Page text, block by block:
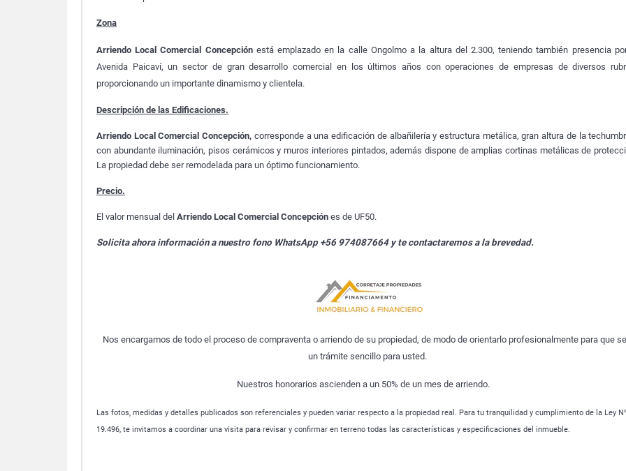
Zona
Arriendo Local Comercial Concepción está emplazado en la calle Ongolmo a la altura del 2.300, teniendo también presencia
Avenida Paicaví, un sector de gran desarrollo comercial en los últimos años con operaciones de empresas de diversos
proporcionando un importante dinamismo y clientela.
Descripción de las Edificaciones.
Arriendo Local Comercial Concepción, corresponde a una edificación de albañilería y estructura metálica, gran altura de la
con abundante iluminación, pisos cerámicos y muros interiores pintados, además dispone de amplias cortinas metálicas de
La propiedad debe ser remodelada para un óptimo funcionamiento.
Precio.
El valor mensual del Arriendo Local Comercial Concepción es de UF50.
Solicita ahora información a nuestro fono WhatsApp +56 974087664 y te contactaremos a la brevedad.
Nos encargamos de todo el proceso de compraventa o arriendo de su propiedad, de modo de orientarlo profesionalmente para que
un trámite sencillo para usted.
Nuestros honorarios ascienden a un 50% de un mes de arriendo.
Las fotos, medidas y detalles publicados son referenciales y pueden variar respecto a la propiedad real. Para tu tranquilidad y cumplimiento de la Ley
19.496, te invitamos a coordinar una visita para revisar y confirmar en terreno todas las características y especificaciones del inmueble.